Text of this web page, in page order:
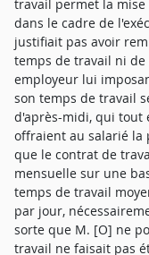
travail permet la
dans le cadre de
justifiait pas avoir
temps de travail ni de
employeur lui
son temps de travail
d'après-midi, qui tout
offraient au salarié la
que le contrat de
mensuelle sur une
temps de travail
par jour,
sorte que M. [O] ne
travail ne faisait pas